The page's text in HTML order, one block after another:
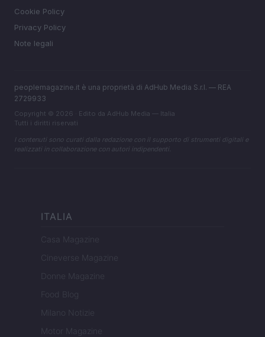
Cookie Policy
Privacy Policy
Note legali
peoplemagazine.it è una proprietà di AdHub Media S.r.l. — REA
2729933
Copyright © 2026 · Edito da AdHub Media — Italia
Tutti i diritti riservati
I contenuti sono curati dalla redazione con il supporto di strumenti digitali e
realizzati in collaborazione con autori indipendenti.
ITALIA
Casa Magazine
Cineverse Magazine
Donne Magazine
Food Blog
Milano Notizie
Motor Magazine